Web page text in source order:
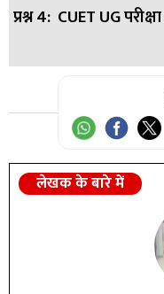
उत्तर: हां, छात्र 11 जून
प्रश्न 4: CUET UG
यह परीक्षा 11 मई
जून को भी हुए।
लेखक के बारे में